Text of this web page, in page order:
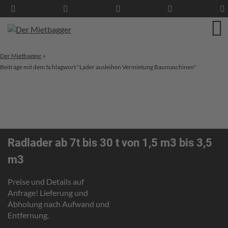
Der Mietbagger »
Beiträge mit dem Schlagwort "Lader ausleihen Vermietung Baumaschinen"
Radlader ab 7t bis 30 t von 1,5 m3 bis 3,5
m3
Preise und Details auf
Anfrage! Lieferung und
Abholung nach Aufwand und
Entfernung.